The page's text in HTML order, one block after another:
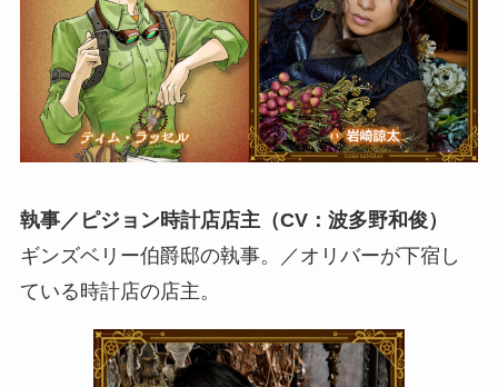
執事／ピジョン時計店店主（CV：波多野和俊）
ギンズベリー伯爵邸の執事。／オリバーが下宿し
ている時計店の店主。